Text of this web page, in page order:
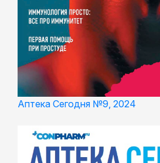
Аптека Сегодня №9, 2024